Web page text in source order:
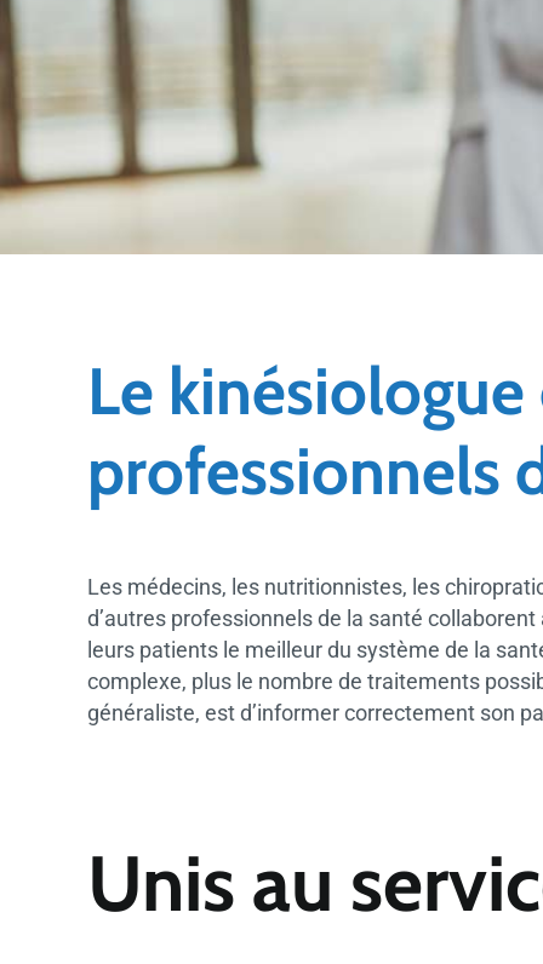
Le
professionnels
Les médecins, les nutritionnistes, les
d’autres professionnels de la santé
leurs patients le meilleur du système de la
complexe, plus le nombre de traitements
généraliste, est d’informer correctement son
Unis au